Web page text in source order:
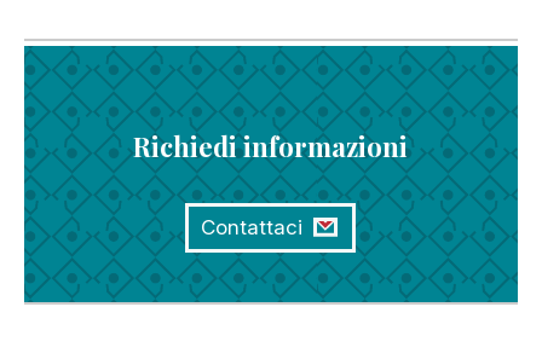
Richiedi informazioni
Contattaci